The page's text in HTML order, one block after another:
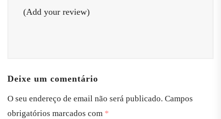
(Add your review)
Deixe um comentário
O seu endereço de email não será publicado. Campos
obrigatórios marcados com *